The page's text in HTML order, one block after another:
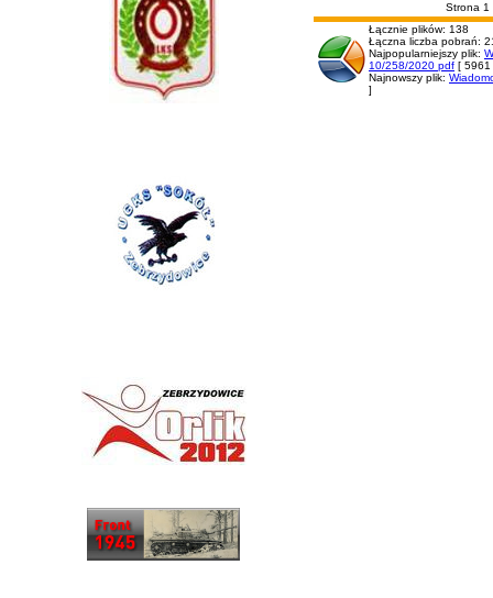
Strona
Łącznie plików: 138
Łączna liczba pobrań:
Najpopularniejszy plik:
10/258/2020 pdf [ 5961
Najnowszy plik:
]